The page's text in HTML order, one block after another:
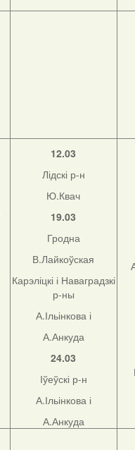
12.03
Лідскі р-н
Ю.Квач
19.03
Гродна
В.Лайкоўская
Карэліцкі і Наваградзкі
р-ны
А.Ільінкова і
А.Анкуда
24.03
Іўеўскі р-н
А.Ільінкова і
А.Анкуда